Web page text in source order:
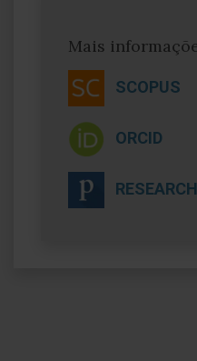
Mais
SCOPUS
ORCID